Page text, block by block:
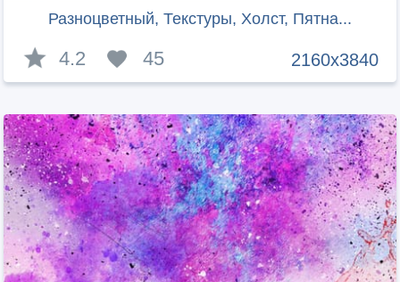
Разноцветный, Текстуры, Холст, Пятна...
2160x3840
4.2 45